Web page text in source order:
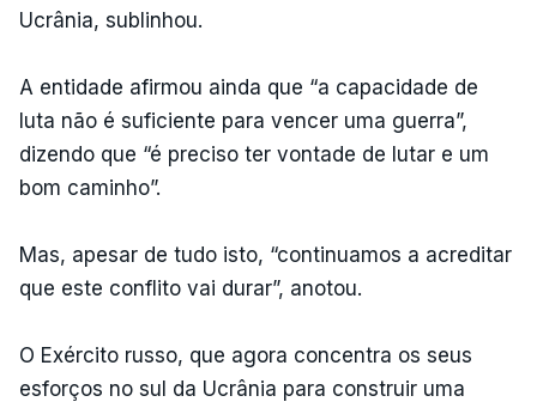
Ucrânia, sublinhou.
A entidade afirmou ainda que “a capacidade de
luta não é suficiente para vencer uma guerra”,
dizendo que “é preciso ter vontade de lutar e um
bom caminho”.
Mas, apesar de tudo isto, “continuamos a acreditar
que este conflito vai durar”, anotou.
O Exército russo, que agora concentra os seus
esforços no sul da Ucrânia para construir uma